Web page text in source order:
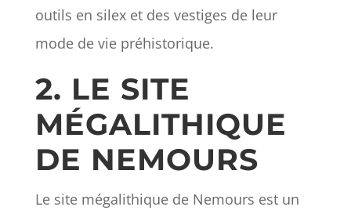
outils en silex et des vestiges de leur
mode de vie préhistorique.
2. LE SITE
MÉGALITHIQUE
DE NEMOURS
Le site mégalithique de Nemours est un